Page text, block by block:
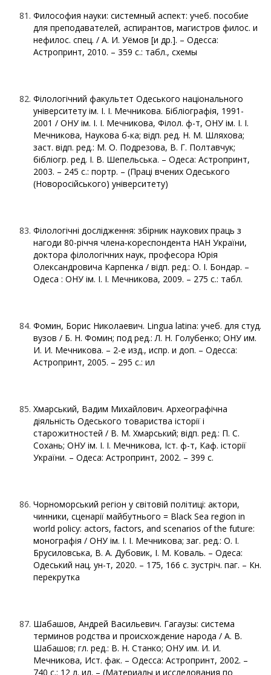
Философия науки: системный аспект: учеб. пособие
для преподавателей, аспирантов, магистров филос. и
нефилос. спец. / А. И. Уёмов [и др.]. – Одесса:
Астропринт, 2010. – 359 с.: табл., схемы
Філологічний факультет Одеського національного
університету ім. І. І. Мечникова. Бібліографія, 1991-
2001 / ОНУ ім. І. І. Мечникова, Філол. ф-т, ОНУ ім. І. І.
Мечникова, Наукова б-ка; відп. ред. Н. М. Шляхова;
заст. відп. ред.: М. О. Подрезова, В. Г. Полтавчук;
бібліогр. ред. І. В. Шепельська. – Одеса: Астропринт,
2003. – 245 с.: портр. – (Праці вчених Одеського
(Новоросійського) університету)
Філологічні дослідження: збірник наукових праць з
нагоди 80-річчя члена‑кореспондента НАН України,
доктора філологічних наук, професора Юрія
Олександровича Карпенка / відп. ред.: О. І. Бондар. –
Одеса : ОНУ ім. І. І. Мечникова, 2009. – 275 с.: табл.
Фомин, Борис Николаевич. Lingua latina: учеб. для студ.
вузов / Б. Н. Фомин; под ред.: Л. Н. Голубенко; ОНУ им.
И. И. Мечникова. – 2-е изд., испр. и доп. – Одесса:
Астропринт, 2005. – 295 с.: ил
Хмарський, Вадим Михайлович. Археографічна
діяльність Одеського товариства історії і
старожитностей / В. М. Хмарський; відп. ред.: П. С.
Сохань; ОНУ ім. І. І. Мечникова, Іст. ф-т, Каф. історії
України. – Одеса: Астропринт, 2002. – 399 с.
Чорноморський регіон у світовій політиці: актори,
чинники, сценарії майбутнього = Black Sea region in
world policy: actors, factors, and scenarios of the future:
монографія / ОНУ ім. І. І. Мечникова; заг. ред.: О. І.
Брусиловська, В. А. Дубовик, І. М. Коваль. – Одеса:
Одеський нац. ун-т, 2020. – 175, 166 с. зустріч. паг. – Кн.
перекрутка
Шабашов, Андрей Васильевич. Гагаузы: система
терминов родства и происхождение народа / А. В.
Шабашов; гл. ред.: В. Н. Станко; ОНУ им. И. И.
Мечникова, Ист. фак. – Одесса: Астропринт, 2002. –
740 с.: 12 л. ил. – (Материалы и исследования по